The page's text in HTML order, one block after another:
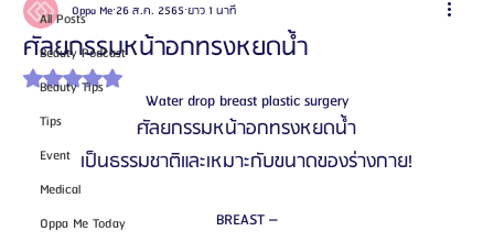
All Posts
Beauty Podcast
Beauty Tips
Tips
Event
Medical
Oppa Me Today
ศัลยกรรมหน้าอกทรงหยดน้ำ
Oppa Me26 ส.ค. 2565 ยาว 1 นาที
ได้รับ NaN เต็ม 5 ดาว
Water drop breast plastic surgery
ศัลยกรรมหน้าอกทรงหยดน้ํา
เป็นธรรมชาติและเหมาะกับขนาดของร่างกาย!
BREAST –